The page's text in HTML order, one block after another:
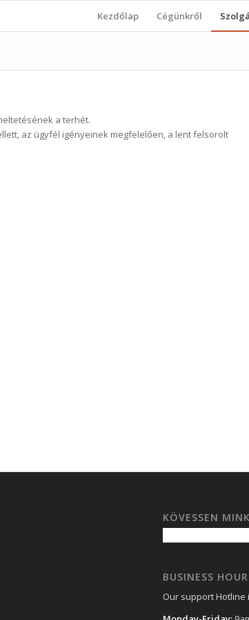
Kezdőlap Cégünkről
a terhét.
az ügyfél igényeinek megfelelően, a lent felsorolt
KÖVESSEN
BUSINESS
Our support Hotline